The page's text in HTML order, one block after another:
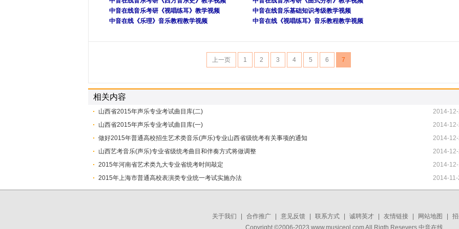
中音在线音乐考研《视唱练耳》教学视频
中音在线音乐基础知识考级教学视频
中音在线《乐理》音乐教程教学视频
中音在线《视唱练耳》音乐教程教学视频
上一页 1 2 3 4 5 6 7
相关内容
山西省2015年声乐专业考试曲目库(二)
2014-
山西省2015年声乐专业考试曲目库(一)
2014-
做好2015年普通高校招生艺术类音乐(声乐)专业山西省级统考有关事项的通知
2014-
山西艺考音乐(声乐)专业省级统考曲目和伴奏方式将做调整
2014-
2015年河南省艺术类九大专业省统考时间敲定
2014-
2015年上海市普通高校表演类专业统一考试实施办法
2014-11-
关于我们 合作推广 意见反馈 联系方式 诚聘英才 友情链接 网站地图
Copyright ©2006-2023 www.musiceol.com All Rigth Resevers 中音在线